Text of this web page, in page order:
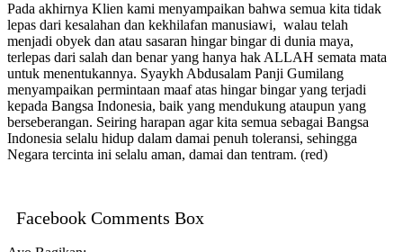
Pada akhirnya Klien kami menyampaikan bahwa semua kita tidak
lepas dari kesalahan dan kekhilafan manusiawi, walau telah
menjadi obyek dan atau sasaran hingar bingar di dunia maya,
terlepas dari salah dan benar yang hanya hak ALLAH semata mata
untuk menentukannya. Syaykh Abdusalam Panji Gumilang
menyampaikan permintaan maaf atas hingar bingar yang terjadi
kepada Bangsa Indonesia, baik yang mendukung ataupun yang
berseberangan. Seiring harapan agar kita semua sebagai Bangsa
Indonesia selalu hidup dalam damai penuh toleransi, sehingga
Negara tercinta ini selalu aman, damai dan tentram. (red)
Facebook Comments Box